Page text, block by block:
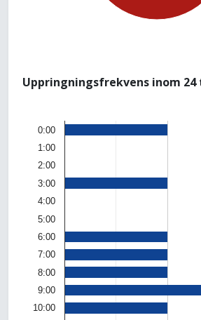
Uppringningsfrekvens inom
0:00
1:00
2:00
3:00
4:00
5:00
6:00
7:00
8:00
9:00
10:00